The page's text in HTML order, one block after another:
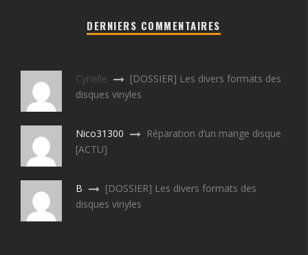
DERNIERS COMMENTAIRES
Cyrielle
[DOSSIER] Les divers formats des
disques vinyles
Nico31300
Réparation d’un mange disque
[ACTU]
B
[DOSSIER] Les divers formats des
disques vinyles